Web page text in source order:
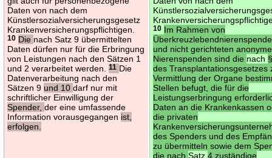
Daten von nach dem
Künstlersozialversicherungsgesetz
Krankenversicherungspflichtigen.
10 Die nach Satz 9 übermittelten
Daten dürfen nur für die Erbringung
von Leistungen nach den Sätzen 1
und 2 verarbeitet werden.11 Die
Datenverarbeitung nach den
Sätzen 9 und 10darf nur mit
schriftlicher Einwilligung der
Spender,der eine umfassende
Information vorausgegangen ist,
erfolgen.
10 Im Rahmen von
und nicht gerichteten
Nierenspenden sind die nach
des Transplantationsgesetzes
Vermittlung der Organe
Stellen befugt, die für die
Leistungserbringung
Daten an die Krankenkassen
die privaten
des Spenders und des
zu übermitteln sowie dem
die nachSatz4 zuständige